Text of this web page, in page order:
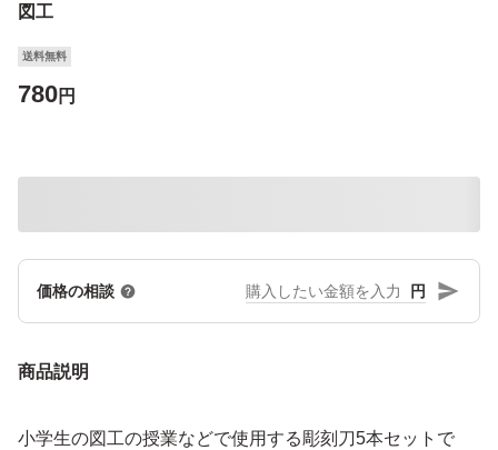
図工
送料無料
780円
価格の相談 円
商品説明
小学生の図工の授業などで使用する彫刻刀5本セットで